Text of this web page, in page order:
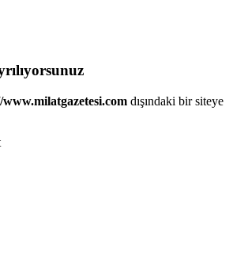
dışındaki bir siteye